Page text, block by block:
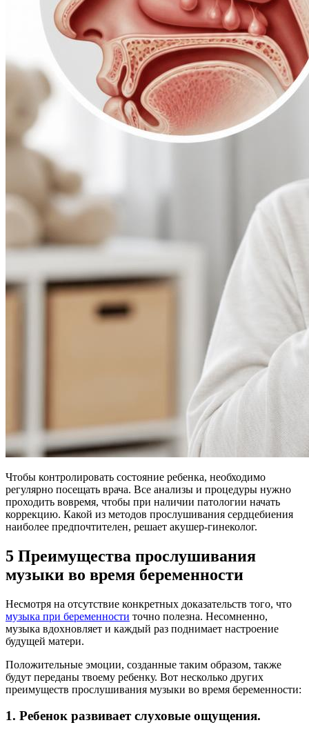
Чтобы контролировать состояние ребенка, необходимо
регулярно посещать врача. Все анализы и процедуры нужно
проходить вовремя, чтобы при наличии патологии начать
коррекцию. Какой из методов прослушивания сердцебиения
наиболее предпочтителен, решает акушер-гинеколог.
5 Преимущества прослушивания
музыки во время беременности
Несмотря на отсутствие конкретных доказательств того, что
музыка при беременности точно полезна. Несомненно,
музыка вдохновляет и каждый раз поднимает настроение
будущей матери.
Положительные эмоции, созданные таким образом, также
будут переданы твоему ребенку. Вот несколько других
преимуществ прослушивания музыки во время беременности:
1. Ребенок развивает слуховые ощущения.